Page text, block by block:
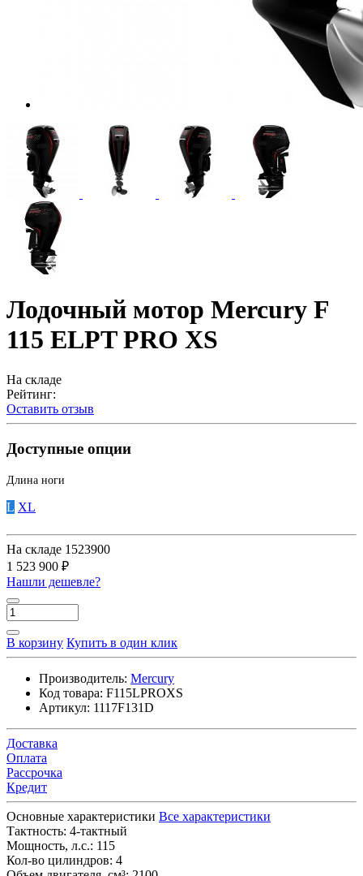
Лодочный мотор Mercury F
115 ELPT PRO XS
На складе
Рейтинг:
Оставить отзыв
Доступные опции
Длина ноги
L XL
На складе 1523900
1 523 900 ₽
Нашли дешевле?
В корзину Купить в один клик
Производитель: Mercury
Код товара: F115LPROXS
Артикул: 1117F131D
Доставка
Оплата
Рассрочка
Кредит
Основные характеристики Все характеристики
Тактность: 4-тактный
Мощность, л.с.: 115
Кол-во цилиндров: 4